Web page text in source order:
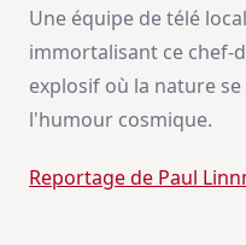
Une équipe de télé
immortalisant ce
explosif où la nature
l'humour cosmique.
Reportage de Paul